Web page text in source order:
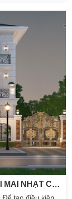
3 tầng kiểu Pháp
THIẾT KẾ BIỆT THỰ 3 TẦNG HIỆN ĐẠI MÁI NHẬT CÓ HỒ BƠI, SÂN VƯỜN
Để tạo điều kiện